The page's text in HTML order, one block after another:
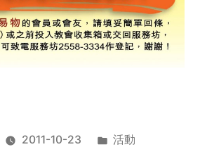
2011-10-23
Posted
活動